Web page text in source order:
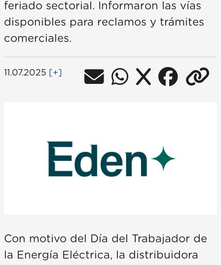
feriado sectorial. Informaron las vías
disponibles para reclamos y trámites
comerciales.
11.07.2025 [+]
Con motivo del Día del Trabajador de
la Energía Eléctrica, la distribuidora